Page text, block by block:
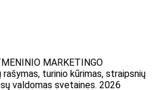
MARKETINGO
rašymas, turinio kūrimas, straipsnių
valdomas svetaines. 2026